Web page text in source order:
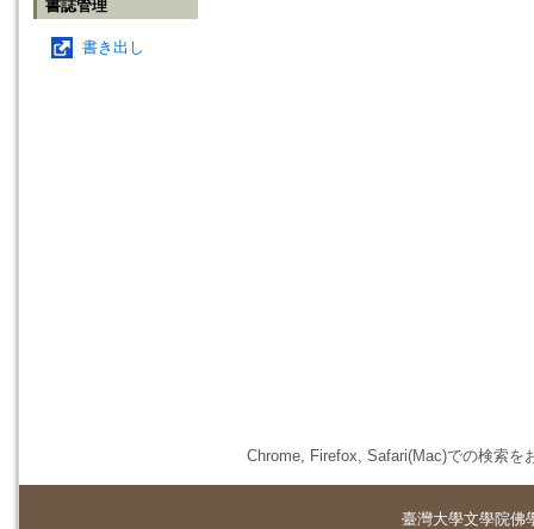
書誌管理
書き出し
Chrome, Firefox, Safari(Mac)での検索を
臺灣大學文學院佛